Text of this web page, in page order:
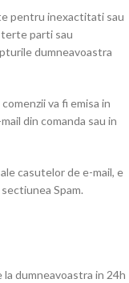
pentru inexactitati sau
parti sau
dumneavoastra
va fi emisa in
din comanda sau in
casutelor de e-mail, e
Spam.
la dumneavoastra in 24h